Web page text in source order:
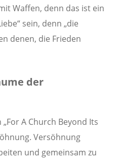
Waffen, denn das ist ein
sein, denn „die
denen, die Frieden
der
A Church Beyond Its
Versöhnung
und gemeinsam zu